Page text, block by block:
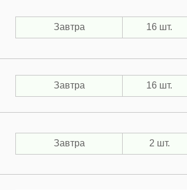
Завтра 16 шт.
Завтра 16 шт.
Завтра 2 шт.